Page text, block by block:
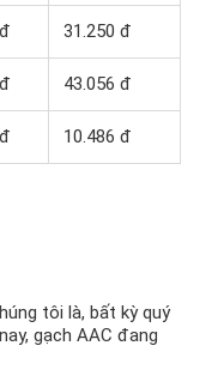
31.250 đ
43.056 đ
10.486 đ
tôi là, bất kỳ quý
gạch AAC đang